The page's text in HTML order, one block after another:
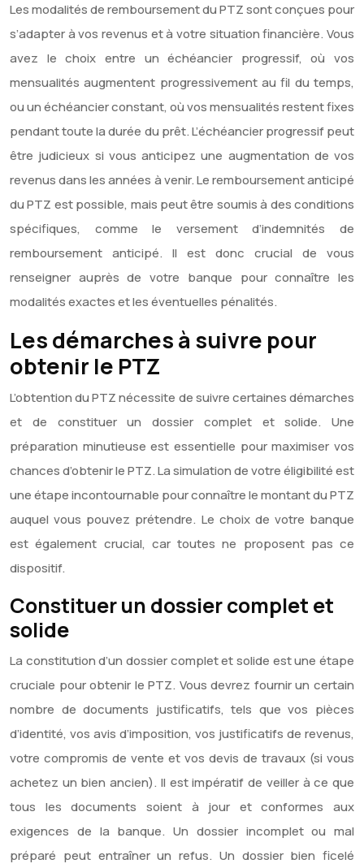
Les modalités de remboursement du PTZ sont conçues pour
s’adapter à vos revenus et à votre situation financière. Vous
avez le choix entre un échéancier progressif, où vos
mensualités augmentent progressivement au fil du temps,
ou un échéancier constant, où vos mensualités restent fixes
pendant toute la durée du prêt. L’échéancier progressif peut
être judicieux si vous anticipez une augmentation de vos
revenus dans les années à venir. Le remboursement anticipé
du PTZ est possible, mais peut être soumis à des conditions
spécifiques, comme le versement d’indemnités de
remboursement anticipé. Il est donc crucial de vous
renseigner auprès de votre banque pour connaître les
modalités exactes et les éventuelles pénalités.
Les démarches à suivre pour
obtenir le PTZ
L’obtention du PTZ nécessite de suivre certaines démarches
et de constituer un dossier complet et solide. Une
préparation minutieuse est essentielle pour maximiser vos
chances d’obtenir le PTZ. La simulation de votre éligibilité est
une étape incontournable pour connaître le montant du PTZ
auquel vous pouvez prétendre. Le choix de votre banque
est également crucial, car toutes ne proposent pas ce
dispositif.
Constituer un dossier complet et
solide
La constitution d’un dossier complet et solide est une étape
cruciale pour obtenir le PTZ. Vous devrez fournir un certain
nombre de documents justificatifs, tels que vos pièces
d’identité, vos avis d’imposition, vos justificatifs de revenus,
votre compromis de vente et vos devis de travaux (si vous
achetez un bien ancien). Il est impératif de veiller à ce que
tous les documents soient à jour et conformes aux
exigences de la banque. Un dossier incomplet ou mal
préparé peut entraîner un refus. Un dossier bien ficelé